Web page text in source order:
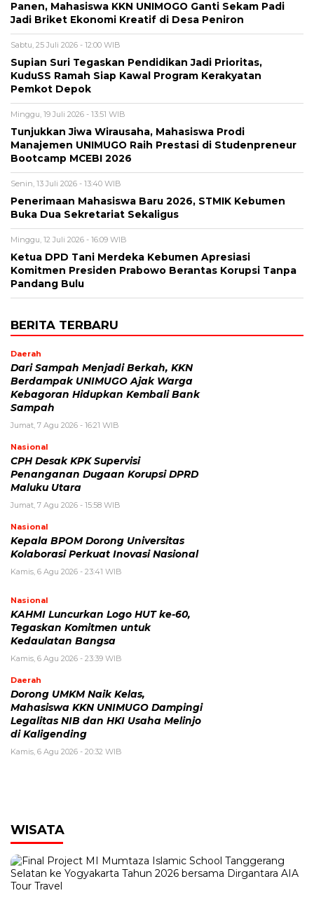
Panen, Mahasiswa KKN UNIMOGO Ganti Sekam Padi
Jadi Briket Ekonomi Kreatif di Desa Peniron
Sabtu, 25 Juli 2026 - 12:00 WIB
Supian Suri Tegaskan Pendidikan Jadi Prioritas,
KuduSS Ramah Siap Kawal Program Kerakyatan
Pemkot Depok
Minggu, 19 Juli 2026 - 13:51 WIB
Tunjukkan Jiwa Wirausaha, Mahasiswa Prodi
Manajemen UNIMUGO Raih Prestasi di Studenpreneur
Bootcamp MCEBI 2026
Senin, 13 Juli 2026 - 13:40 WIB
Penerimaan Mahasiswa Baru 2026, STMIK Kebumen
Buka Dua Sekretariat Sekaligus
Minggu, 12 Juli 2026 - 16:09 WIB
Ketua DPD Tani Merdeka Kebumen Apresiasi
Komitmen Presiden Prabowo Berantas Korupsi Tanpa
Pandang Bulu
BERITA TERBARU
Daerah
Dari Sampah Menjadi Berkah, KKN
Berdampak UNIMUGO Ajak Warga
Kebagoran Hidupkan Kembali Bank
Sampah
Jumat, 7 Agu 2026 - 16:21 WIB
Nasional
CPH Desak KPK Supervisi
Penanganan Dugaan Korupsi DPRD
Maluku Utara
Jumat, 7 Agu 2026 - 15:58 WIB
Nasional
Kepala BPOM Dorong Universitas
Kolaborasi Perkuat Inovasi Nasional
Kamis, 6 Agu 2026 - 23:41 WIB
Nasional
KAHMI Luncurkan Logo HUT ke-60,
Tegaskan Komitmen untuk
Kedaulatan Bangsa
Kamis, 6 Agu 2026 - 23:39 WIB
Daerah
Dorong UMKM Naik Kelas,
Mahasiswa KKN UNIMUGO Dampingi
Legalitas NIB dan HKI Usaha Melinjo
di Kaligending
Kamis, 6 Agu 2026 - 20:32 WIB
WISATA